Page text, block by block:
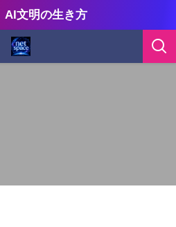
文明の生き方